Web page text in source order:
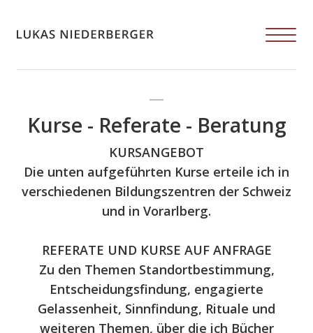
Kurse - Referate - Beratung
KURSANGEBOT
Die unten aufgeführten Kurse erteile ich in
verschiedenen Bildungszentren der Schweiz
und in Vorarlberg.
REFERATE UND KURSE AUF ANFRAGE
Zu den Themen Standortbestimmung,
Entscheidungsfindung, engagierte
Gelassenheit, Sinnfindung, Rituale und
weiteren Themen, über die ich Bücher